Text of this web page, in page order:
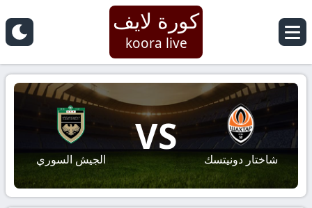
كورة لايف
koora live
شاختار دونيتسك
VS
الجيش السوري